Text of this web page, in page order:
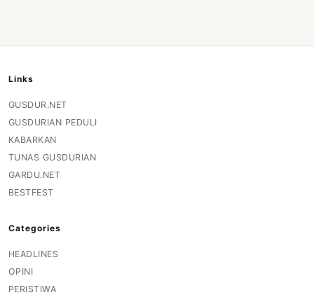
Links
GUSDUR.NET
GUSDURIAN PEDULI
KABARKAN
TUNAS GUSDURIAN
GARDU.NET
BESTFEST
Categories
HEADLINES
OPINI
PERISTIWA